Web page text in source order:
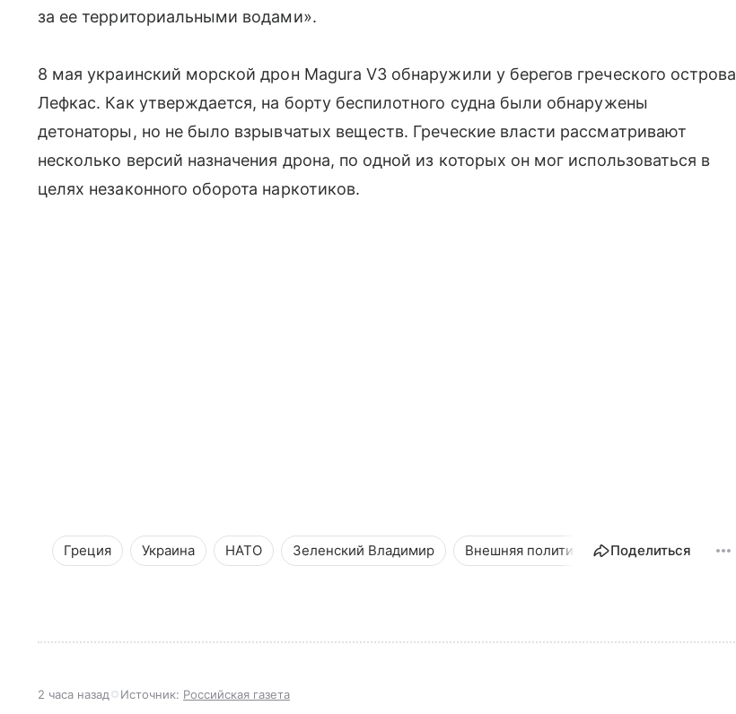
за ее территориальными водами».
8 мая украинский морской дрон Magura V3 обнаружили у берегов греческого острова
Лефкас. Как утверждается, на борту беспилотного судна были обнаружены
детонаторы, но не было взрывчатых веществ. Греческие власти рассматривают
несколько версий назначения дрона, по одной из которых он мог использоваться в
целях незаконного оборота наркотиков.
Греция Украина НАТО Зеленский Владимир Внешняя политика Новости
Поделиться
2 часа назад Источник: Российская газета